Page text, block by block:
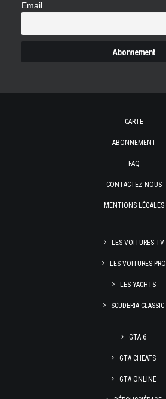
Email
CARTE
ABONNEMENT
FAQ
CONTACTEZ-NOUS
MENTIONS LÉGALES
LES VOITURES TV
LES VOITURES PRO
LES YACHTS
SCUDERIA CLASSIC
GTA 6
GTA CHEATS
GTA ONLINE